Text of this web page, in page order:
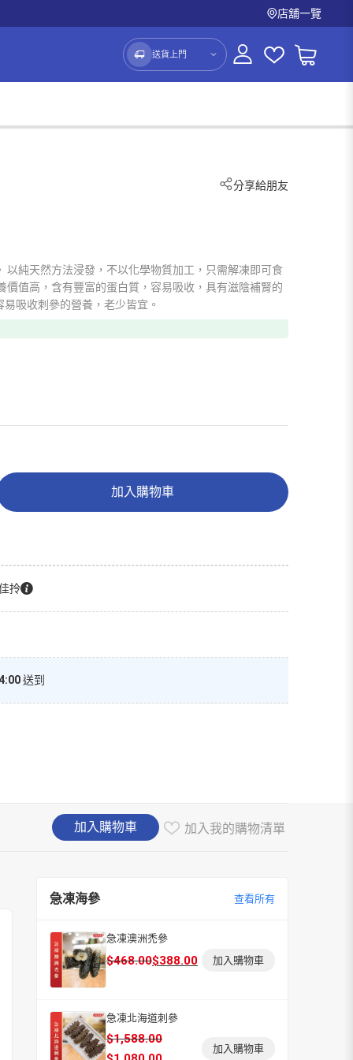
店舖一覽
送貨上門
分享給朋友
以純天然方法浸發，不以化學物質加工，只需解凍即可食
價值高，含有豐富的蛋白質，容易吸收，具有滋陰補腎的
吸收刺參的營養，老少皆宜。
加入購物車
拎
送到
加入購物車 加入我的購物清單
急凍海參 查看所有
急凍澳洲禿參
$468.00
原
格：
$468.00。
$388.00
目
格：
$388.00。
加入購物車
急凍北海道刺參
$1,588.00
原
目
加入購物車